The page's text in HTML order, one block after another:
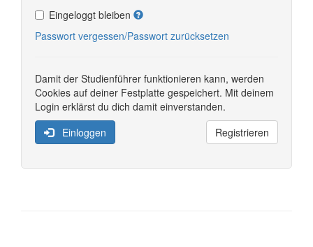
Eingeloggt bleiben
Passwort vergessen/Passwort zurücksetzen
Damit der Studienführer funktionieren kann, werden
Cookies auf deiner Festplatte gespeichert. Mit deinem
Login erklärst du dich damit einverstanden.
Einloggen
Registrieren